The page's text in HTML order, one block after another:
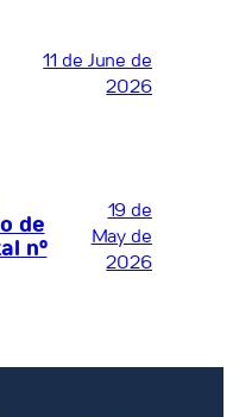
11 de June de
2026
de
nº
19 de
May de
2026